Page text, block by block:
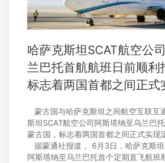
哈萨克斯坦SCAT航空公
兰巴托首航航班日前顺利
标志着两国首都之间正式
蒙古国与哈萨克斯坦之间航空互联互
斯坦SCAT航空公司阿斯塔纳至乌兰巴
蒙古国，标志着两国首都之间正式实现
据蒙通社报道， 6月3日，哈萨克斯
阿斯塔纳至乌兰巴托首个定期直飞航班